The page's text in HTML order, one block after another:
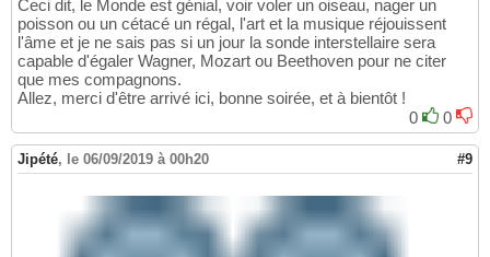
Ceci dit, le Monde est génial, voir voler un oiseau, nager un
poisson ou un cétacé un régal, l'art et la musique réjouissent
l'âme et je ne sais pas si un jour la sonde interstellaire sera
capable d'égaler Wagner, Mozart ou Beethoven pour ne citer
que mes compagnons.
Allez, merci d'être arrivé ici, bonne soirée, et à bientôt !
0
0
Jipété, le 06/09/2019 à 00h20 #9